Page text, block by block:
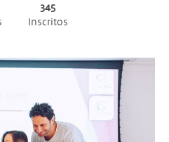
345
Inscritos